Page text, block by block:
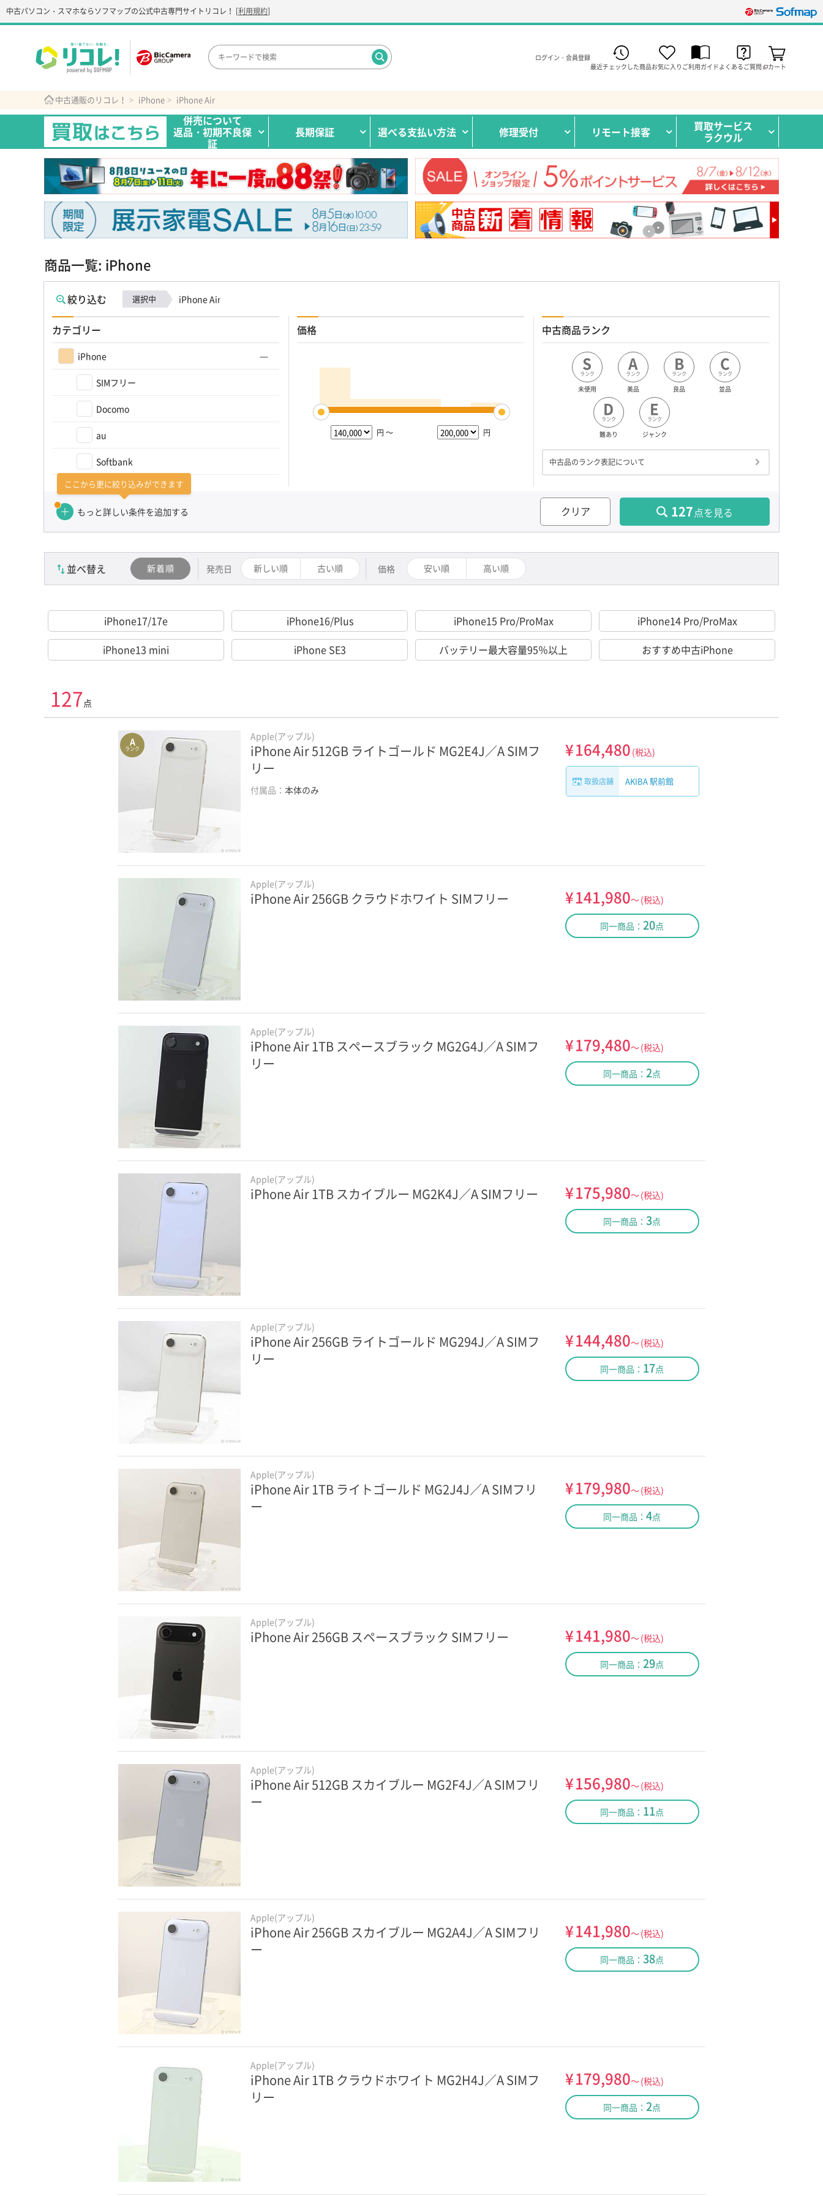
中古パソコン・スマホならソフマップの公式中古専門サイト リコレ！ [利用規約]
ログイン・会員登録
最近チェックした商品お気に入り ご利用ガイドよくあるご質問 カート
中古通販のリコレ！ iPhone iPhone Air
併売について
返品・初期不良保
証
長期保証 選べる支払い方法 修理受付 リモート接客 買取サービス
ラクウル
商品一覧: iPhone
絞り込む 選択中 iPhone Air
カテゴリー
iPhone
SIMフリー
Docomo
au
Softbank
カテゴリーを選び直す（かんたん検索）
価格
円 ～ 円
中古商品ランク
S
ランク
未使用
A
ランク
美品
B
ランク
良品
C
ランク
並品
D
ランク
難あり
E
ランク
ジャンク
中古品のランク表記について
ここから更に絞り込みができます
もっと詳しい条件を追加する クリア 127点を見る
並べ替え 新着順 発売日 新しい順 古い順 価格 安い順 高い順
iPhone17/17e iPhone16/Plus iPhone15 Pro/ProMax
iPhone14 Pro/ProMax
iPhone13 mini
iPhone SE3 バッテリー最大容量95％以上 おすすめ中古iPhone
127点
A
ランク
Apple(アップル)
iPhone Air 512GB ライトゴールド MG2E4J／A SIMフ
リー
付属品：本体のみ
¥164,480 (税込)
取扱店舗 AKIBA 駅前館
Apple(アップル)
iPhone Air 256GB クラウドホワイト SIMフリー ¥141,980～(税込)
同一商品： 20点
Apple(アップル)
iPhone Air 1TB スペースブラック MG2G4J／A SIMフ
リー
¥179,480～(税込)
同一商品： 2点
Apple(アップル)
iPhone Air 1TB スカイブルー MG2K4J／A SIMフリー ¥175,980～(税込)
同一商品：3点
Apple(アップル)
iPhone Air 256GB ライトゴールド MG294J／A SIMフ
リー
¥144,480～(税込)
同一商品： 17点
Apple(アップル)
iPhone Air 1TB ライトゴールド MG2J4J／A SIMフリ
ー
¥179,980～(税込)
同一商品：4点
Apple(アップル)
iPhone Air 256GB スペースブラック SIMフリー ¥141,980～(税込)
同一商品： 29点
Apple(アップル)
iPhone Air 512GB スカイブルー MG2F4J／A SIMフリ
ー
¥156,980～(税込)
同一商品： 11点
Apple(アップル)
iPhone Air 256GB スカイブルー MG2A4J／A SIMフリ
ー
¥141,980～(税込)
同一商品：38点
Apple(アップル)
iPhone Air 1TB クラウドホワイト MG2H4J／A SIMフ
リー
¥179,980～(税込)
同一商品： 2点